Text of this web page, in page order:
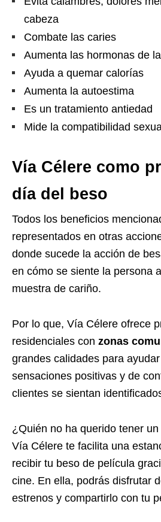
cabeza
Combate las caries
Aumenta las hormonas de
Ayuda a quemar calorías
Aumenta la autoestima
Es un tratamiento antiedad
Mide la compatibilidad
Vía Célere como
día del beso
Todos los beneficios
representados en otras
donde sucede la acción de
en cómo se siente la persona
muestra de cariño.
Por lo que, Vía Célere ofrece
residenciales con zonas
grandes calidades para
sensaciones positivas y de
clientes se sientan
¿Quién no ha querido tener
Vía Célere te facilita una
recibir tu beso de película
cine. En ella, podrás disfrutar
estrenos y compartirlo con tu